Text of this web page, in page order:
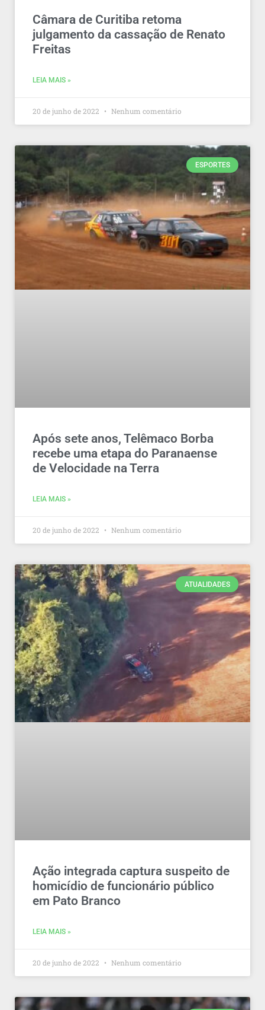
Câmara de Curitiba retoma
julgamento da cassação de Renato
Freitas
LEIA MAIS »
20 de junho de 2022 Nenhum comentário
ESPORTES
Após sete anos, Telêmaco Borba
recebe uma etapa do Paranaense
de Velocidade na Terra
LEIA MAIS »
20 de junho de 2022 Nenhum comentário
ATUALIDADES
Ação integrada captura suspeito de
homicídio de funcionário público
em Pato Branco
LEIA MAIS »
20 de junho de 2022 Nenhum comentário